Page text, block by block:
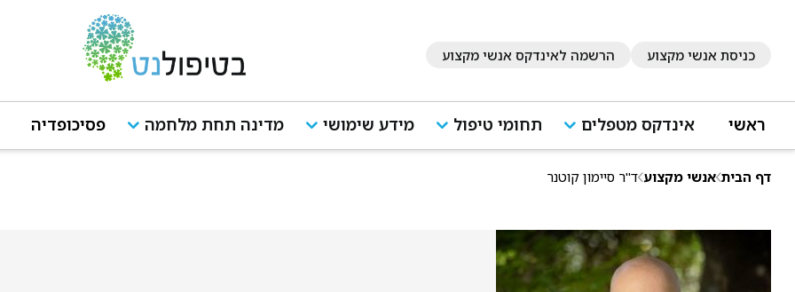
כניסת אנשי מקצוע הרשמה לאינדקס אנשי מקצוע
ראשי אינדקס מטפלים תחומי טיפול מידע שימושי מדינה תחת מלחמה פסיכופדיה
דף הבית אנשי מקצוע ד"ר סיימון קוטנר